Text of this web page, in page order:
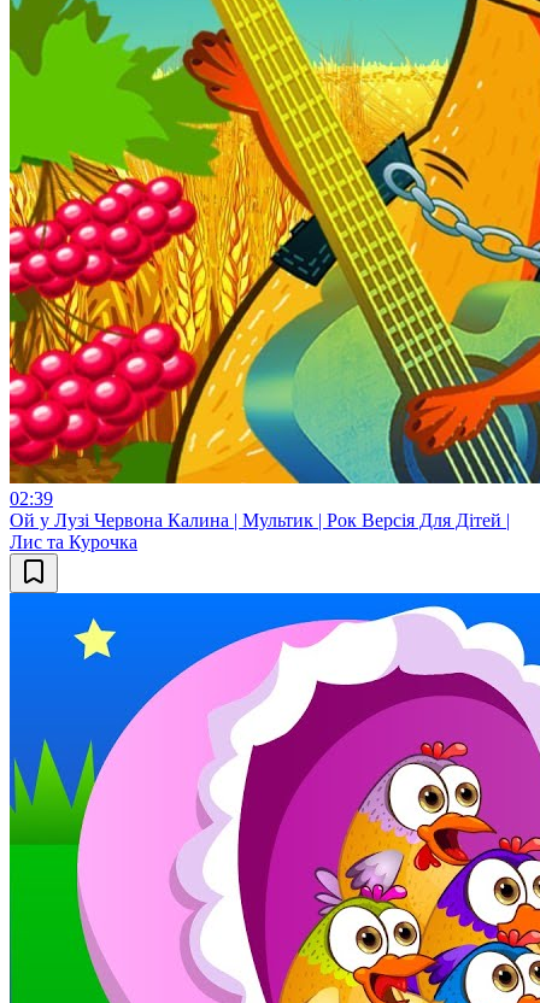
02:39
Ой у Лузі Червона Калина | Мультик | Рок Версія Для Дітей |
Лис та Курочка